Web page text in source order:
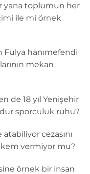
yana toplumun her
ile mi örnek
Fulya hanımefendi
mekan
de 18 yıl Yenişehir
sporculuk ruhu?
cezasını
vermiyor mu?
örnek bir insan